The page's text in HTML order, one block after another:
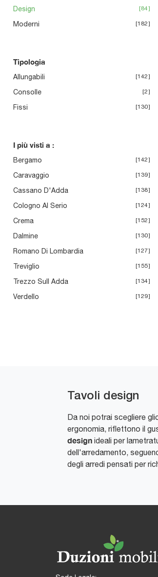
Design 84
Moderni 182
Tipologia
Allungabili 142
Consolle 2
Fissi 130
I più visti a :
Bergamo 142
Caravaggio 139
Cassano D'Adda 138
Cologno Al Serio 124
Crema 152
Dalmine 130
Romano Di Lombardia 127
Treviglio 155
Trezzo Sull Adda 134
Verdello 129
Tavoli design
Da noi potrai scegliere
ergonomia, riflettono il
design ideali per
dell'arredamento,
degli arredi pensati per